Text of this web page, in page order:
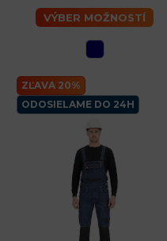
VÝBER MOŽNOSTÍ
ZĽAVA 20%
ODOSIELAME DO 24H